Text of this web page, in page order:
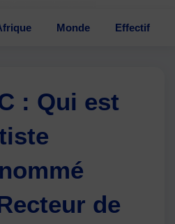
Monde Effectif
: Qui est
de